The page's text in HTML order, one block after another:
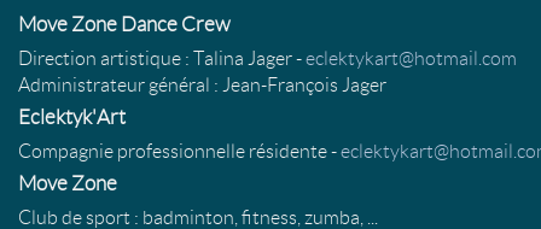
Move Zone Dance Crew
Direction artistique : Talina Jager -eclektykart@hotmail.com
Administrateur général : Jean-François Jager
Eclektyk'Art
Compagnie professionnelle résidente -
Move Zone
Club de sport : badminton, fitness, zumba, ...